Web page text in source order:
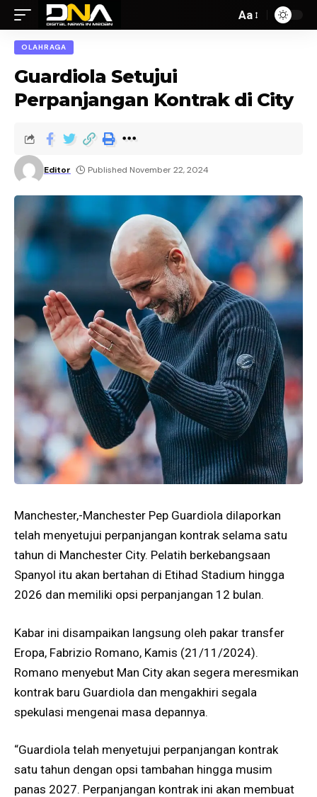
Aa
OLAHRAGA
Guardiola Setujui
Perpanjangan Kontrak di City
Editor Published November 22, 2024
Manchester,-Manchester Pep Guardiola dilaporkan
telah menyetujui perpanjangan kontrak selama satu
tahun di Manchester City. Pelatih berkebangsaan
Spanyol itu akan bertahan di Etihad Stadium hingga
2026 dan memiliki opsi perpanjangan 12 bulan.
Kabar ini disampaikan langsung oleh pakar transfer
Eropa, Fabrizio Romano, Kamis (21/11/2024).
Romano menyebut Man City akan segera meresmikan
kontrak baru Guardiola dan mengakhiri segala
spekulasi mengenai masa depannya.
“Guardiola telah menyetujui perpanjangan kontrak
satu tahun dengan opsi tambahan hingga musim
panas 2027. Perpanjangan kontrak ini akan membuat